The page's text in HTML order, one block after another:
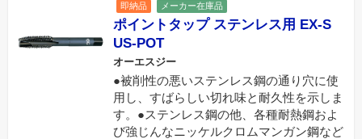
即納品 メーカー在庫品
ポイントタップ ステンレス用 EX-S
US-POT
オーエスジー
●被削性の悪いステンレス鋼の通り穴に使
用し、すばらしい切れ味と耐久性を示しま
す。●ステンレス鋼の他、各種耐熱鋼およ
び強じんなニッケルクロムマンガン鋼など